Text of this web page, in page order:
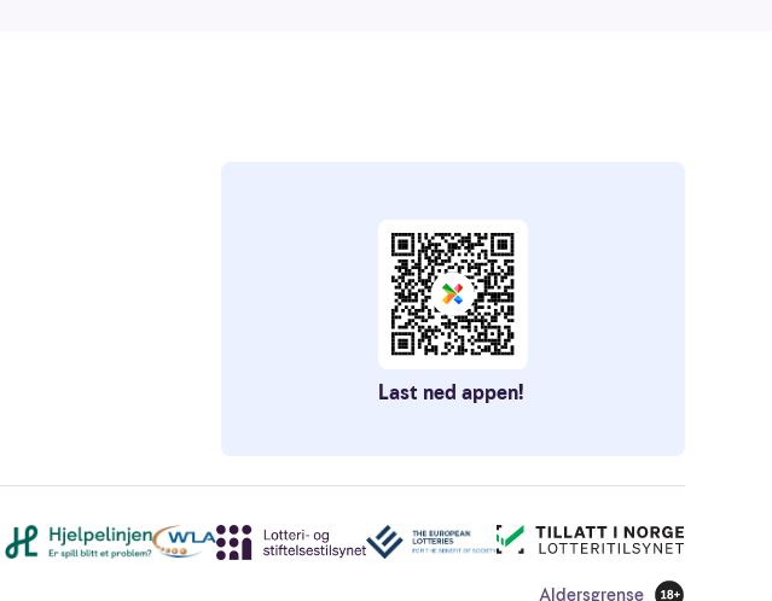
Last ned appen!
Aldersgrense